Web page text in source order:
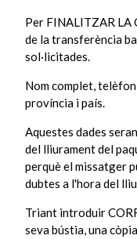
Per FINALITZAR LA
de la transferència
sol·licitades.
Nom complet,
província i país.
Aquestes dades
del lliurament del
perquè el missatger
dubtes a l'hora del
Triant introduir
seva bústia, una